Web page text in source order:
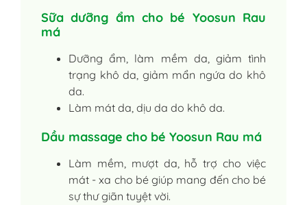
Sữa dưỡng ẩm cho bé Yoosun Rau
má
Dưỡng ẩm, làm mềm da, giảm tình
trạng khô da, giảm mẩn ngứa do khô
da.
Làm mát da, dịu da do khô da.
Dầu massage cho bé Yoosun Rau má
Làm mềm, mượt da, hỗ trợ cho việc
mát - xa cho bé giúp mang đến cho bé
sự thư giãn tuyệt vời.